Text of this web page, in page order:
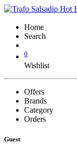
Home
Search
0
Wishlist
Offers
Brands
Category
Orders
Guest